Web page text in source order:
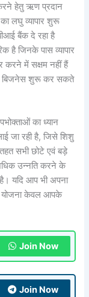
करने हेतु ऋण प्रदान
लघु व्यापार शुरू
बैंक दे रहा है
जिनके पास व्यापार
करने में सक्षम नहीं हैं
बिजनेस शुरू कर सकते
का ध्यान
जा रही है, जिसे शिशु
सभी छोटे एवं बड़े
उन्नति करने के
यदि आप भी अपना
योजना केवल आपके
Join Now
Join Now